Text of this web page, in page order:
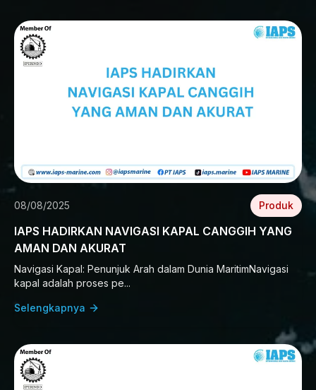
08/08/2025 Produk
IAPS HADIRKAN NAVIGASI KAPAL CANGGIH YANG
AMAN DAN AKURAT
Navigasi Kapal: Penunjuk Arah dalam Dunia MaritimNavigasi
kapal adalah proses pe...
Selengkapnya